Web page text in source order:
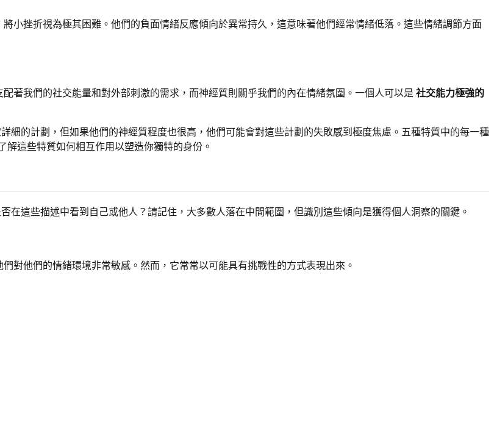
將小挫折視為極其困難。他們的負面情緒反應傾向於異常持久，這意味著他們經常情緒低落。這些情緒調節方面
配著我們的社交能量和對外部刺激的需求，而神經質則關乎我們的內在情緒氛圍。一個人可以是 社交能力極強的
細的計劃，但如果他們的神經質程度也很高，他們可能會對這些計劃的失敗感到極度焦慮。五種特質中的每一種
這些特質如何相互作用以塑造你獨特的身份。
這些描述中看到自己或他人？請記住，大多數人落在中間範圍，但識別這些傾向是獲得個人洞察的關鍵。
們對他們的情緒環境非常敏感。然而，它常常以可能具有挑戰性的方式表現出來。